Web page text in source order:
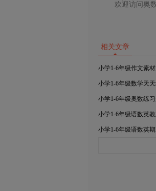
欢迎访问奥
相关文章
小学1-6年级作文素
小学1-6年级数学天
小学1-6年级奥数练
小学1-6年级语数英
小学1-6年级语数英